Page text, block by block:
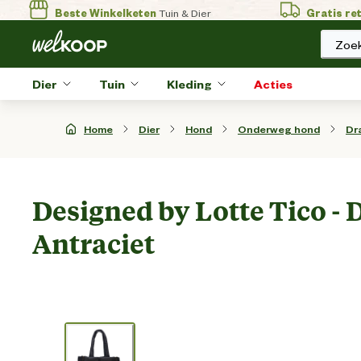
Beste WinkelketenTuin & Dier Gratis
Dier Tuin Kleding Acties
Home Dier Hond Onderweg hond
Designed by Lotte Tico -
Antraciet